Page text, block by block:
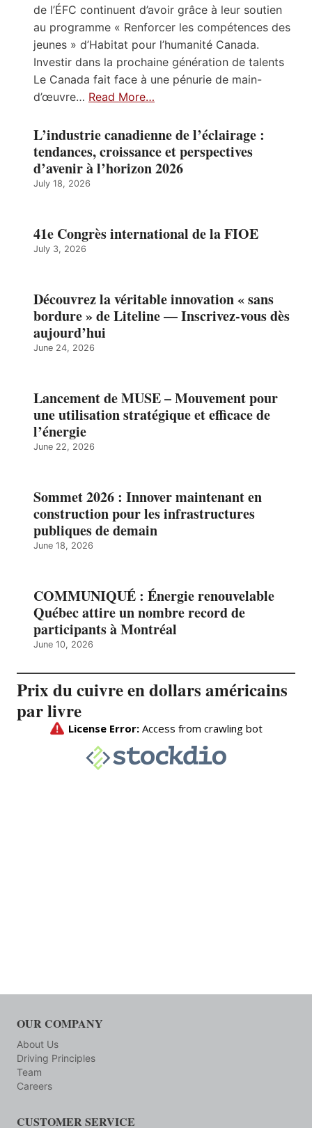
de l’ÉFC continuent d’avoir grâce à leur soutien
au programme « Renforcer les compétences des
jeunes » d’Habitat pour l’humanité Canada.
Investir dans la prochaine génération de talents
Le Canada fait face à une pénurie de main-
d’œuvre… Read More…
L’industrie canadienne de l’éclairage :
tendances, croissance et perspectives
d’avenir à l’horizon 2026
July 18, 2026
41e Congrès international de la FIOE
July 3, 2026
Découvrez la véritable innovation « sans
bordure » de Liteline — Inscrivez-vous dès
aujourd’hui
June 24, 2026
Lancement de MUSE – Mouvement pour
une utilisation stratégique et efficace de
l’énergie
June 22, 2026
Sommet 2026 : Innover maintenant en
construction pour les infrastructures
publiques de demain
June 18, 2026
COMMUNIQUÉ : Énergie renouvelable
Québec attire un nombre record de
participants à Montréal
June 10, 2026
Prix du cuivre en dollars américains
par livre
OUR COMPANY
About Us
Driving Principles
Team
Careers
CUSTOMER SERVICE